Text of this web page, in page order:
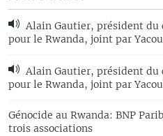
Alain Gautier, président
pour le Rwanda, joint par
Alain Gautier, président
pour le Rwanda, joint par
Génocide au Rwanda: BNP
trois associations